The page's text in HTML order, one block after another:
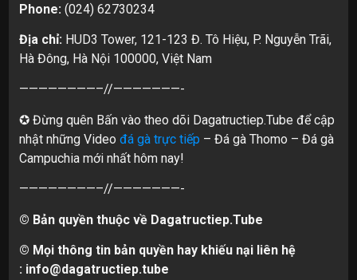
Phone: (024) 62730234
Địa chỉ: HUD3 Tower, 121-123 Đ. Tô Hiệu, P. Nguyễn Trãi,
Hà Đông, Hà Nội 100000, Việt Nam
————————–//———————-
✪ Đừng quên Bấn vào theo dõi Dagatructiep.Tube để cập
nhật những Video đá gà trực tiếp – Đá gà Thomo – Đá gà
Campuchia mới nhất hôm nay!
————————–//———————-
© Bản quyền thuộc về Dagatructiep.Tube
© Mọi thông tin bản quyền hay khiếu nại liên hệ
: info@dagatructiep.tube